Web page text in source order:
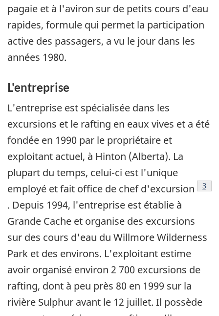
pagaie et à l'aviron sur de petits cours d'eau
rapides, formule qui permet la participation
active des passagers, a vu le jour dans les
années 1980.
L'entreprise
L'entreprise est spécialisée dans les
excursions et le rafting en eaux vives et a été
fondée en 1990 par le propriétaire et
exploitant actuel, à Hinton (Alberta). La
plupart du temps, celui-ci est l'unique
employé et fait office de chef d'excursion
3
. Depuis 1994, l'entreprise est établie à
Grande Cache et organise des excursions
sur des cours d'eau du Willmore Wilderness
Park et des environs. L'exploitant estime
avoir organisé environ 2 700 excursions de
rafting, dont à peu près 80 en 1999 sur la
rivière Sulphur avant le 12 juillet. Il possède